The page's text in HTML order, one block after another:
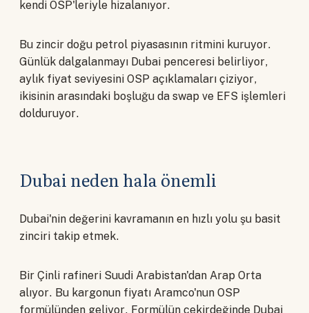
kendi OSP'leriyle hizalanıyor.
Bu zincir doğu petrol piyasasının ritmini kuruyor.
Günlük dalgalanmayı Dubai penceresi belirliyor,
aylık fiyat seviyesini OSP açıklamaları çiziyor,
ikisinin arasındaki boşluğu da swap ve EFS işlemleri
dolduruyor.
Dubai neden hala önemli
Dubai'nin değerini kavramanın en hızlı yolu şu basit
zinciri takip etmek.
Bir Çinli rafineri Suudi Arabistan'dan Arap Orta
alıyor. Bu kargonun fiyatı Aramco'nun OSP
formülünden geliyor. Formülün çekirdeğinde Dubai